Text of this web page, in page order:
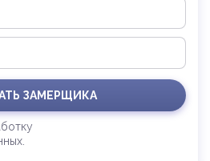
ЗАМЕРЩИКА